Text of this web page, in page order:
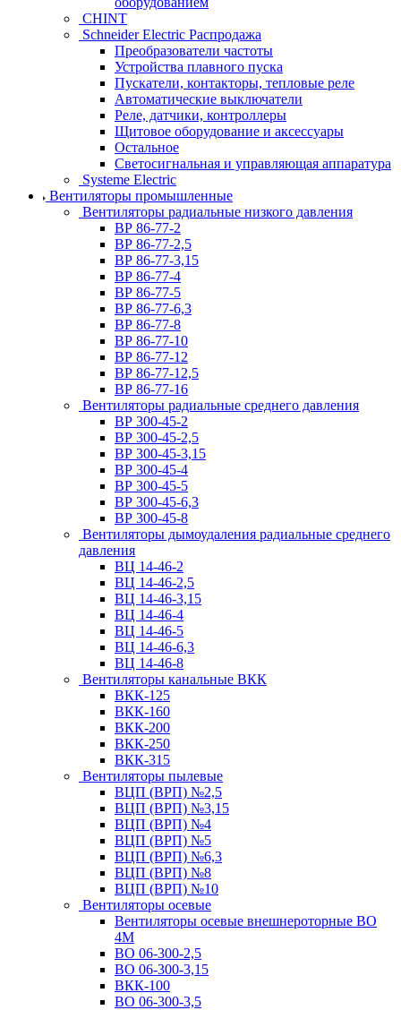
CHINT
Schneider Electric Распродажа
Преобразователи частоты
Устройства плавного пуска
Пускатели, контакторы, тепловые реле
Автоматические выключатели
Реле, датчики, контроллеры
Щитовое оборудование и аксессуары
Остальное
Светосигнальная и управляющая аппаратура
Systeme Electric
Вентиляторы промышленные
Вентиляторы радиальные низкого давления
ВР 86-77-2
ВР 86-77-2,5
ВР 86-77-3,15
ВР 86-77-4
ВР 86-77-5
ВР 86-77-6,3
ВР 86-77-8
ВР 86-77-10
ВР 86-77-12
ВР 86-77-12,5
ВР 86-77-16
Вентиляторы радиальные среднего давления
ВР 300-45-2
ВР 300-45-2,5
ВР 300-45-3,15
ВР 300-45-4
ВР 300-45-5
ВР 300-45-6,3
ВР 300-45-8
Вентиляторы дымоудаления радиальные среднего
давления
ВЦ 14-46-2
ВЦ 14-46-2,5
ВЦ 14-46-3,15
ВЦ 14-46-4
ВЦ 14-46-5
ВЦ 14-46-6,3
ВЦ 14-46-8
Вентиляторы канальные ВКК
ВКК-125
ВКК-160
ВКК-200
ВКК-250
ВКК-315
Вентиляторы пылевые
ВЦП (ВРП) №2,5
ВЦП (ВРП) №3,15
ВЦП (ВРП) №4
ВЦП (ВРП) №5
ВЦП (ВРП) №6,3
ВЦП (ВРП) №8
ВЦП (ВРП) №10
Вентиляторы осевые
Вентиляторы осевые внешнероторные ВО
4М
ВО 06-300-2,5
ВО 06-300-3,15
ВКК-100
ВО 06-300-3,5